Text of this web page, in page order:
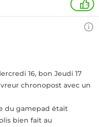
4
16, bon Jeudi 17
chronopost avec un
du gamepad était
bien fait au